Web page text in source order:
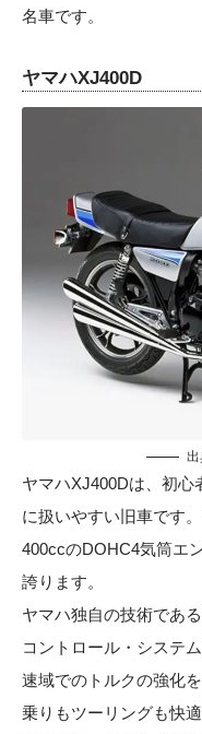
名車です。
ヤマハXJ400D
出
ヤマハXJ400Dは、初心
に扱いやすい旧車です
400ccのDOHC4気筒エ
誇ります。
ヤマハ独自の技術であ
コントロール・システ
速域でのトルクの強化
乗りもツーリングも快適